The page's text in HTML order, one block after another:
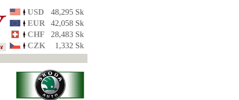
USD
48,295 Sk
EUR
42,058 Sk
CHF
28,483 Sk
CZK
1,332 Sk